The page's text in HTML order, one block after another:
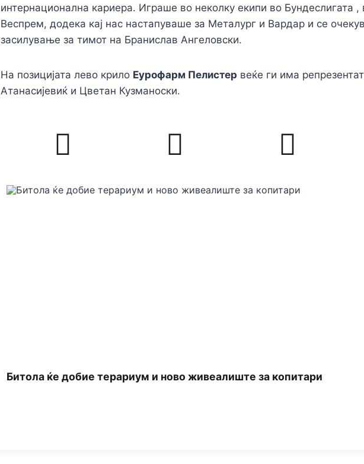
интернационална кариера. Играше во неколку екипи во Бундеслигата ,
Веспрем, додека кај нас настапуваше за Металург и Вардар и се
засилување за тимот на Бранислав Ангеловски.
На позицијата лево крило Еурофарм Пелистер веќе ги има
Атанасијевиќ и Цветан Кузманоски.
Битола ќе добие терариум и ново живеалиште за копитари